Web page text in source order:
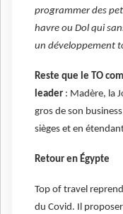
programmer des
havre ou Dol qui
un développement
Reste que le TO
leader : Madère, la
gros de son
sièges et en
Retour en Égypte
Top of travel
du Covid. Il